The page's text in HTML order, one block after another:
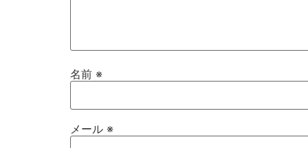
名前 ※
メール ※